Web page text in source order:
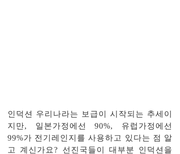
인덕션 우리나라는 보급이 시작되는 추세이
지만, 일본가정에선 90%, 유럽가정에선
99%가 전기레인지를 사용하고 있다는 점 알
고 계신가요? 선진국들이 대부분 인덕션을